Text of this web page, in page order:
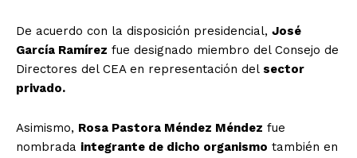
De acuerdo con la disposición presidencial, José
García Ramírez fue designado miembro del Consejo de
Directores del CEA en representación del sector
privado.
Asimismo, Rosa Pastora Méndez Méndez fue
nombrada integrante de dicho organismo también en